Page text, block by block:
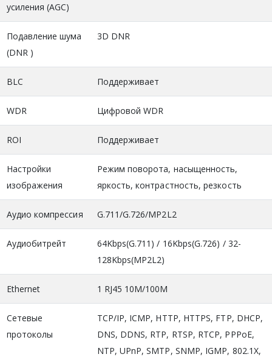
усиления (AGC)
Подавление шума
(DNR )
3D DNR
BLC Поддерживает
WDR Цифровой WDR
ROI Поддерживает
Настройки
изображения
Режим поворота, насыщенность,
яркость, контрастность, резкость
Аудио компрессия G.711/G.726/MP2L2
Аудиобитрейт
64Kbps(G.711) / 16Kbps(G.726) / 32-
128Kbps(MP2L2)
Ethernet 1 RJ45 10M/100M
Сетевые
протоколы
TCP/IP, ICMP, HTTP, HTTPS, FTP, DHCP,
DNS, DDNS, RTP, RTSP, RTCP, PPPoE,
NTP, UPnP, SMTP, SNMP, IGMP, 802.1X,